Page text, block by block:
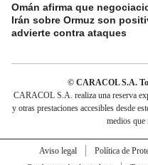
Omán afirma que
Irán sobre Ormuz son
advierte contra ataques
© CARACOL S.A.
CARACOL S.A. realiza una reserva
y otras prestaciones accesibles desde
medios que
Aviso legal Política de